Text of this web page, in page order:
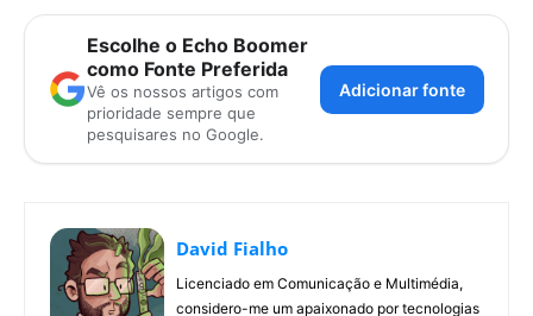
Escolhe o Echo Boomer
como Fonte Preferida
Vê os nossos artigos com
prioridade sempre que
pesquisares no Google.
Adicionar fonte
David Fialho
Licenciado em Comunicação e Multimédia,
considero-me um apaixonado por tecnologias